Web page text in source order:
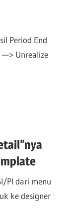
Period End
—> Unrealize
PI dari menu
ke designer